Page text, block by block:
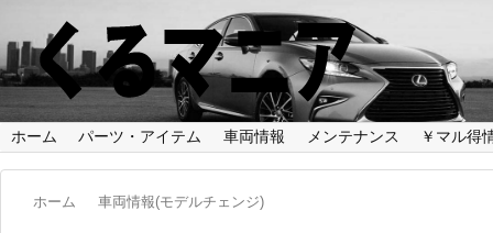
ホーム パーツ・アイテム 車両情報 メンテナンス ￥マル得
ホーム 車両情報(モデルチェンジ)